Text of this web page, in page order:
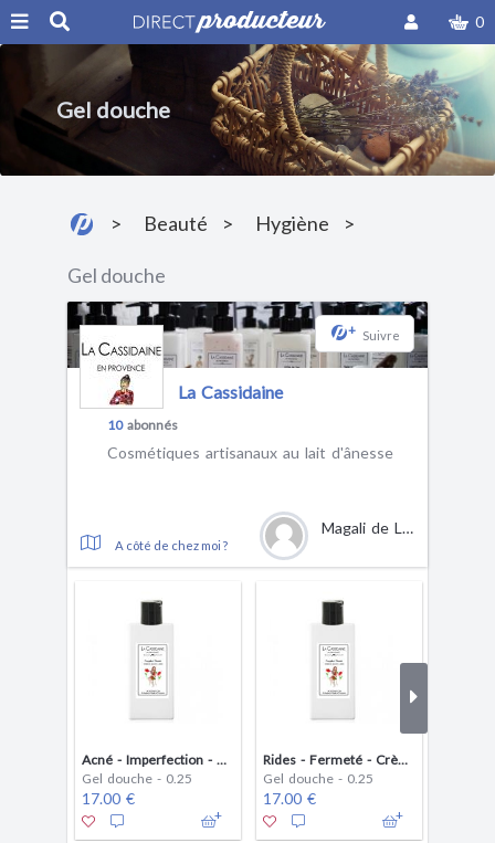
0
Gel douche
Beauté Hygiène
Gel douche
+ Suivre
La Cassidaine
10abonnés
Cosmétiques artisanaux au lait d'ânesse
A côté de chez moi ?
Magali de La Cassidaine
Acné - Imperfection - Crème de douche au Lait d'Anesse
Gel douche - 0.25
17.00 €
Rides - Fermeté - Crème de douche au Lait d'Anesse
Gel douche - 0.25
17.00 €